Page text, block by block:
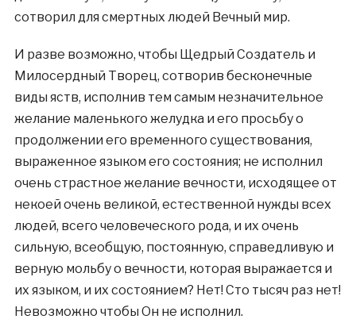
сотворил для смертных людей Вечный мир.
И разве возможно, чтобы Щедрый Создатель и
Милосердный Творец, сотворив бесконечные
виды яств, исполнив тем самым незначительное
желание маленького желудка и его просьбу о
продолжении его временного существования,
выраженное языком его состояния; не исполнил
очень страстное желание вечности, исходящее от
некоей очень великой, естественной нужды всех
людей, всего человеческого рода, и их очень
сильную, всеобщую, постоянную, справедливую и
верную мольбу о вечности, которая выражается и
их языком, и их состоянием? Нет! Сто тысяч раз нет!
Невозможно чтобы Он не исполнил.